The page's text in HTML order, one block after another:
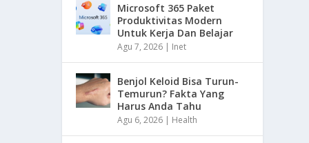
Microsoft 365 Paket
Produktivitas Modern
Untuk Kerja Dan Belajar
Agu 7, 2026 | Inet
Benjol Keloid Bisa Turun-
Temurun? Fakta Yang
Harus Anda Tahu
Agu 6, 2026 | Health